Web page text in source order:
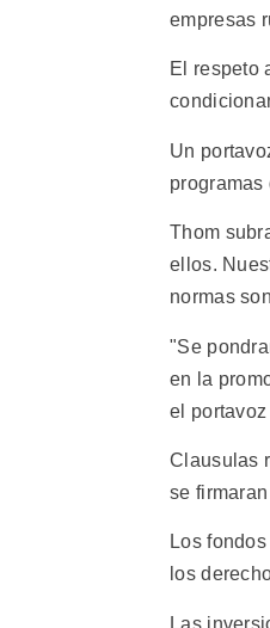
empresas
El respeto
Un
Thom
ellos.
normas
"Se
en la
el
Clausulas
se
Los
los
Las